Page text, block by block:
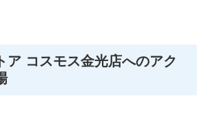
ア コスモス金光店へのアク